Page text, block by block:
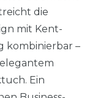
die
mit Kent-
kombinierbar –
Ein